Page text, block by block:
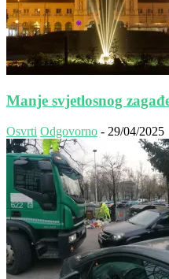
Manje svjetlosnog
Osvrti Odgovorno - 29/04/2025